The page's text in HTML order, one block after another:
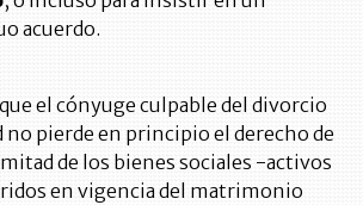
acuerdo.
el cónyuge culpable del divorcio
no pierde en principio el derecho de
de los bienes sociales -activos
en vigencia del matrimonio